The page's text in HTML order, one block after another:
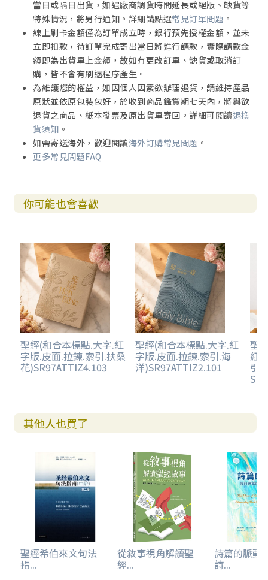
當日或隔日出貨，如遇廠商調貨時間延長或絕版、缺貨等
特殊情況，將另行通知。詳細請點選常見訂單問題 。
線上刷卡金額僅為訂單成立時，銀行預先授權金額，並未
立即扣款，待訂單完成寄出當日將進行請款，實際請款金
額即為出貨單上金額，故如有更改訂單、缺貨或取消訂
購，皆不會有刷退程序產生。
為維護您的權益，如因個人因素欲辦理退貨，請維持產品
原狀並依原包裝包好，於收到商品鑑賞期七天內，將與欲
退貨之商品、紙本發票及原出貨單寄回。詳細可閱讀退換
貨須知 。
如需寄送海外，歡迎閱讀海外訂購常見問題 。
更多常見問題FAQ
你可能也會喜歡
聖經(和合本標點.大字.紅
字版.皮面.拉鍊.索引.扶桑
花)SR97ATTIZ4.103
聖經(和合本標點.大字.紅
字版.皮面.拉鍊.索引.海
洋)SR97ATTIZ2.101
聖
紅
引.
其他人也買了
聖經希伯來文句法
指...
從敘事視角解讀聖
經...
詩篇的脈動
詩...